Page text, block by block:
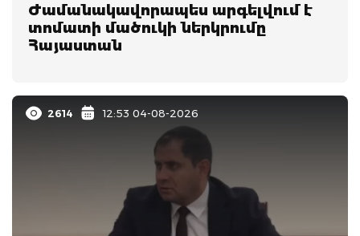
Ժամանակավորապես արգելվում է
տոմատի մածուկի ներկրումը
Հայաստան
2614 12:53 04-08-2026